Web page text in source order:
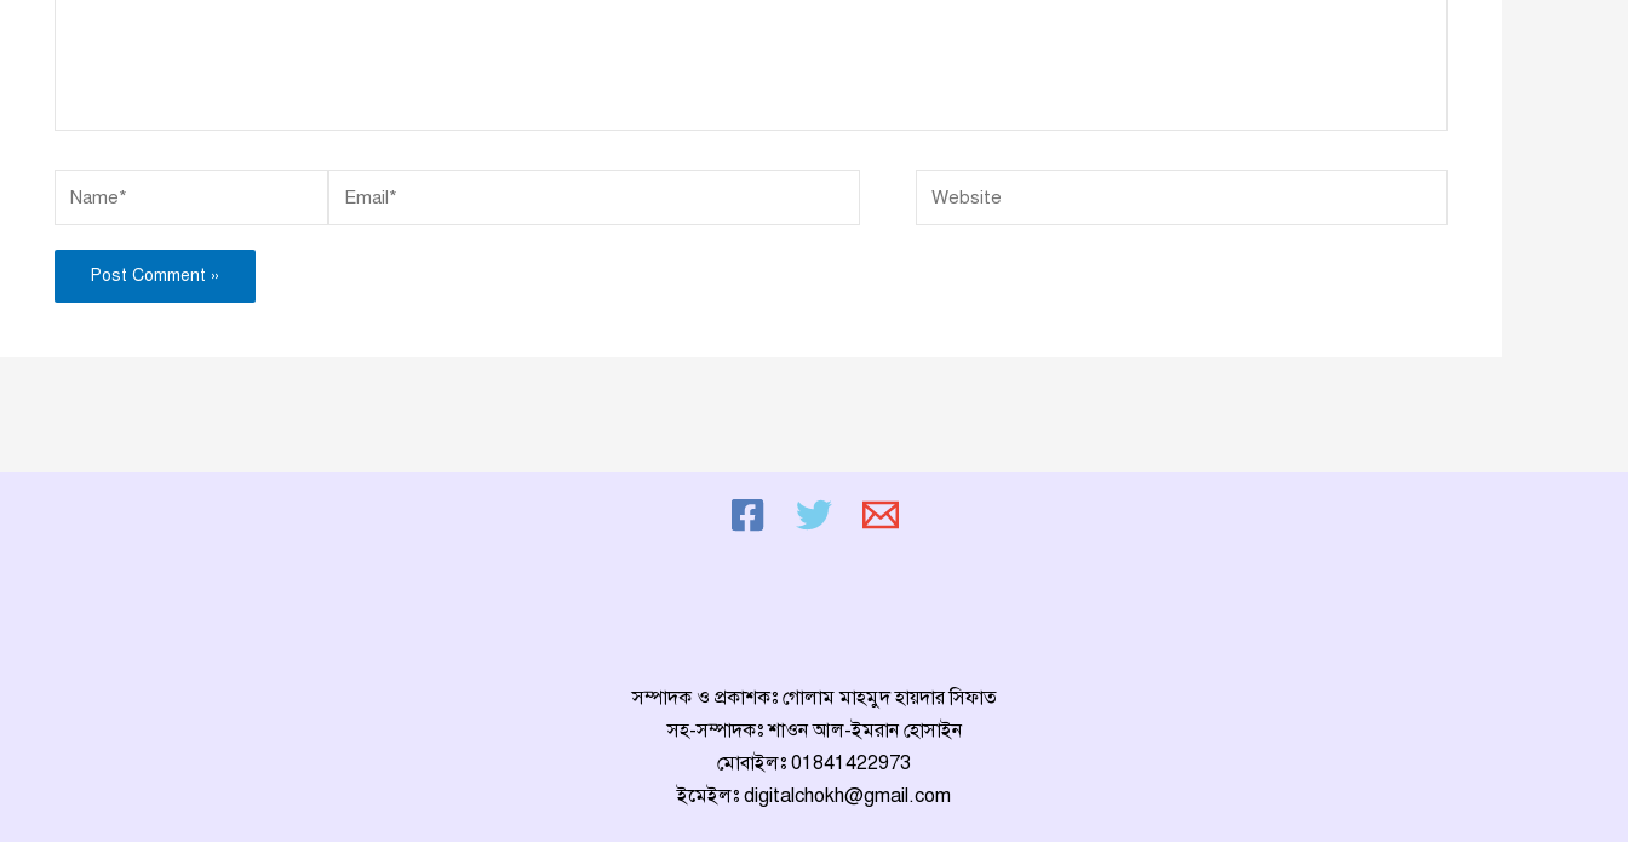
Name* Email* Website
সম্পাদক ও প্রকাশকঃ গোলাম মাহমুদ হায়দার সিফাত
সহ-সম্পাদকঃ শাওন আল-ইমরান হোসাইন
মোবাইলঃ 01841422973
ইমেইলঃ digitalchokh@gmail.com